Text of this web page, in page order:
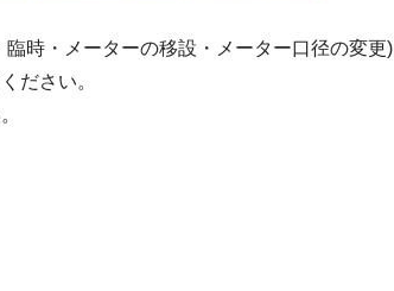
時・メーターの移設・メーター口径の変更)
ださい。